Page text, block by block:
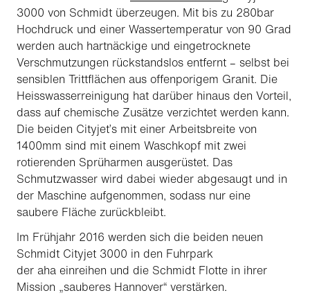
3000 von Schmidt überzeugen. Mit bis zu 280bar
Hochdruck und einer Wassertemperatur von 90 Grad
werden auch hartnäckige und eingetrocknete
Verschmutzungen rückstandslos entfernt – selbst bei
sensiblen Trittflächen aus offenporigem Granit. Die
Heisswasserreinigung hat darüber hinaus den Vorteil,
dass auf chemische Zusätze verzichtet werden kann.
Die beiden Cityjet’s mit einer Arbeitsbreite von
1400mm sind mit einem Waschkopf mit zwei
rotierenden Sprüharmen ausgerüstet. Das
Schmutzwasser wird dabei wieder abgesaugt und in
der Maschine aufgenommen, sodass nur eine
saubere Fläche zurückbleibt.
Im Frühjahr 2016 werden sich die beiden neuen
Schmidt Cityjet 3000 in den Fuhrpark
der aha einreihen und die Schmidt Flotte in ihrer
Mission „sauberes Hannover“ verstärken.